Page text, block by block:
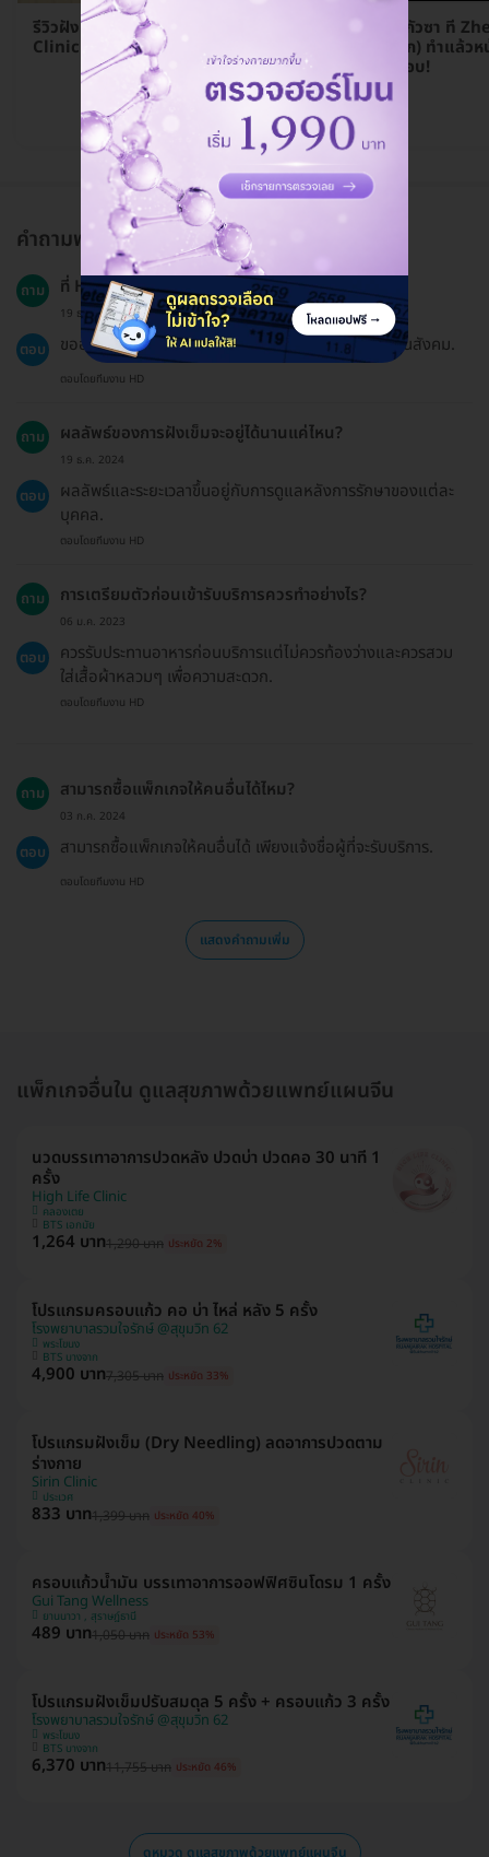
รีวิวฝังเข็ม กัวซาหน้าใส ที่ Zhen FU
Clinic (เจินฟู่คลินิก)
อ่านรีวิว →
รีวิวฝังเข็ม กัวซา ที่
(เจินฟู่ คลินิก) ทำแล้ว
รีวิวนี้มีคำตอบ!
คำถามพบบ่อย
ถาม ที่ HDmall สามารถใช้ประกันสังคมได้ไหม?
19 ธ.ค. 2024
ตอบ ขออภัยค่ะ แพ็กเกจบน HDmall ไม่ได้เข้าร่วมสิทธิประกันสังคม.
ตอบโดยทีมงาน HD
ถาม ผลลัพธ์ของการฝังเข็มจะอยู่ได้นานแค่ไหน?
19 ธ.ค. 2024
ตอบ
ผลลัพธ์และระยะเวลาขึ้นอยู่กับการดูแลหลังการรักษาของแต่ละ
บุคคล.
ตอบโดยทีมงาน HD
ถาม การเตรียมตัวก่อนเข้ารับบริการควรทำอย่างไร?
06 ม.ค. 2023
ตอบ
ควรรับประทานอาหารก่อนบริการแต่ไม่ควรท้องว่างและควรสวม
ใส่เสื้อผ้าหลวมๆ เพื่อความสะดวก.
ตอบโดยทีมงาน HD
ถาม สามารถซื้อแพ็กเกจให้คนอื่นได้ไหม?
03 ก.ค. 2024
ตอบ สามารถซื้อแพ็กเกจให้คนอื่นได้ เพียงแจ้งชื่อผู้ที่จะรับบริการ.
ตอบโดยทีมงาน HD
แสดงคำถามเพิ่ม
แพ็กเกจอื่นใน ดูแลสุขภาพด้วยแพทย์แผนจีน
นวดบรรเทาอาการปวดหลัง ปวดบ่า ปวดคอ 30 นาที 1
ครั้ง
High Life Clinic
คลองเตย
BTS เอกมัย
1,264 บาท1,290 บาท ประหยัด 2%
โปรแกรมครอบแก้ว คอ บ่า ไหล่ หลัง 5 ครั้ง
โรงพยาบาลรวมใจรักษ์ @สุขุมวิท 62
พระโขนง
BTS บางจาก
4,900 บาท7,305 บาท ประหยัด 33%
โปรแกรมฝังเข็ม (Dry Needling) ลดอาการปวดตาม
ร่างกาย
Sirin Clinic
ประเวศ
833 บาท1,399 บาท ประหยัด 40%
ครอบแก้วน้ำมัน บรรเทาอาการออฟฟิศซินโดรม 1 ครั้ง
Gui Tang Wellness
ยานนาวา , สุราษฎ์ธานี
489 บาท1,050 บาท ประหยัด 53%
โปรแกรมฝังเข็มปรับสมดุล 5 ครั้ง + ครอบแก้ว 3 ครั้ง
โรงพยาบาลรวมใจรักษ์ @สุขุมวิท 62
พระโขนง
BTS บางจาก
6,370 บาท11,755 บาท ประหยัด 46%
ดูหมวด ดูแลสุขภาพด้วยแพทย์แผนจีน